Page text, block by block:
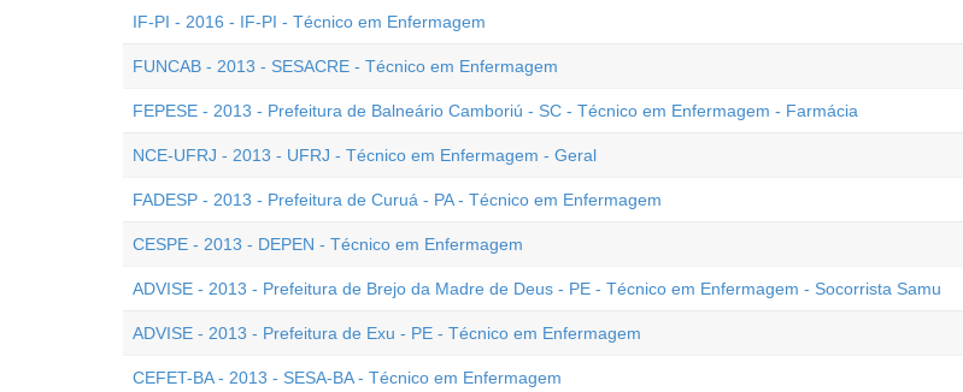
IF-PI - 2016 - IF-PI - Técnico em Enfermagem
FUNCAB - 2013 - SESACRE - Técnico em Enfermagem
FEPESE - 2013 - Prefeitura de Balneário Camboriú - SC - Técnico em Enfermagem - Farmácia
NCE-UFRJ - 2013 - UFRJ - Técnico em Enfermagem - Geral
FADESP - 2013 - Prefeitura de Curuá - PA - Técnico em Enfermagem
CESPE - 2013 - DEPEN - Técnico em Enfermagem
ADVISE - 2013 - Prefeitura de Brejo da Madre de Deus - PE - Técnico em Enfermagem - Socorrista Samu
ADVISE - 2013 - Prefeitura de Exu - PE - Técnico em Enfermagem
CEFET-BA - 2013 - SESA-BA - Técnico em Enfermagem